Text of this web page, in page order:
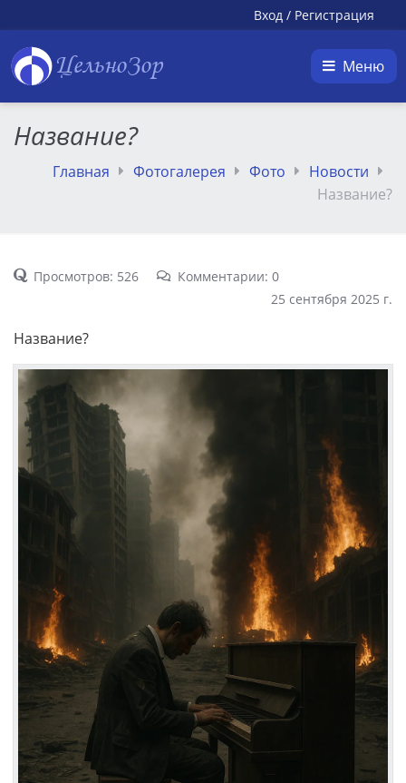
Вход / Регистрация
ЦельноЗор Меню
Название?
Главная Фотогалерея Фото
Новости
Название?
Просмотров: 526
Комментарии: 0
25 сентября 2025 г.
Название?